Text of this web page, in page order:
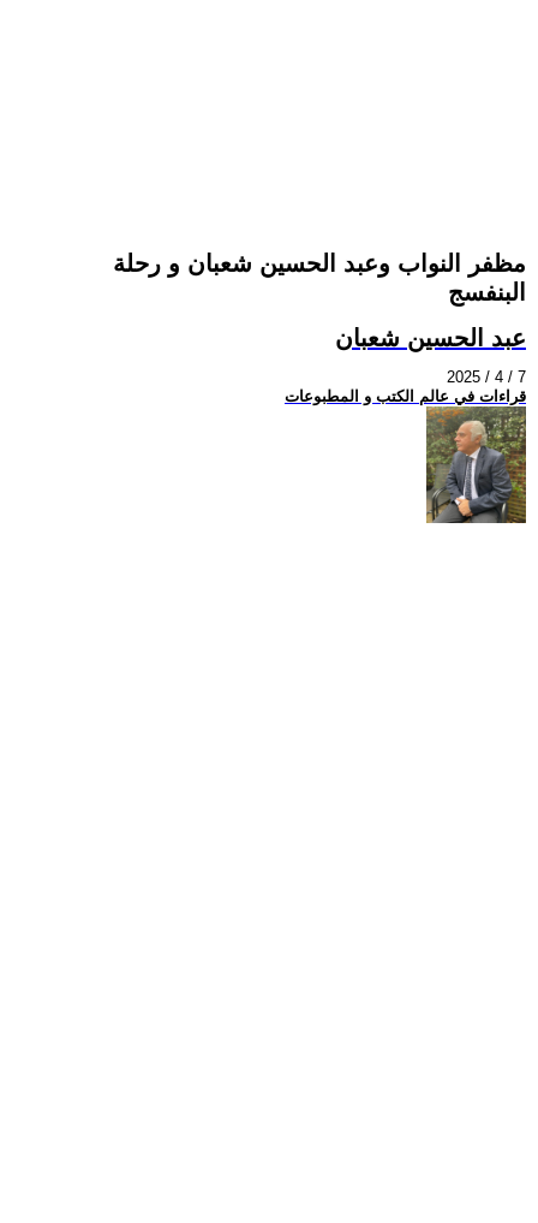
مظفر النواب وعبد الحسين شعبان و رحلة
البنفسج
عبد الحسين شعبان
2025 / 4 / 7
قراءات في عالم الكتب و المطبوعات